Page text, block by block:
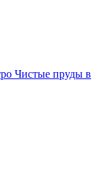
Чистые пруды в